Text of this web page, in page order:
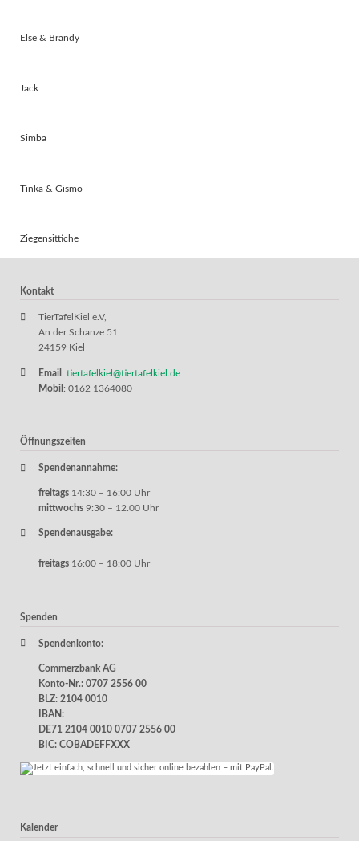
Else & Brandy
Jack
Simba
Tinka & Gismo
Ziegensittiche
Kontakt
TierTafelKiel e.V,
An der Schanze 51
24159 Kiel
Email : tiertafelkiel@tiertafelkiel.de
Mobil : 0162 1364080
Öffnungszeiten
Spendenannahme:
freitags 14:30 – 16:00 Uhr
mittwochs 9:30 – 12.00 Uhr
Spendenausgabe:
freitags 16:00 – 18:00 Uhr
Spenden
Spendenkonto:
Commerzbank AG
Konto-Nr.: 0707 2556 00
BLZ: 2104 0010
IBAN:
DE71 2104 0010 0707 2556 00
BIC: COBADEFFXXX
Kalender